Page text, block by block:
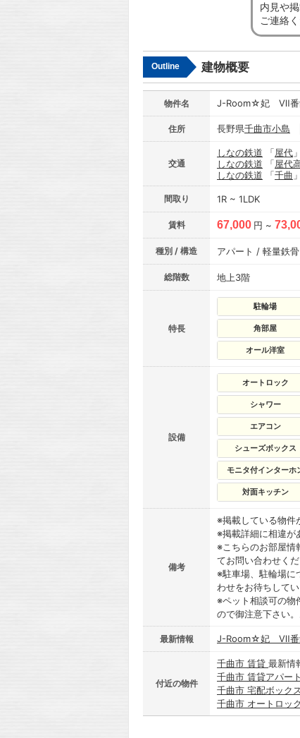
内見や
ご連絡
Outline 建物概要
物件名 J-Room☆妃 Ⅶ番
住所 長野県千曲市小島
交通
しなの鉄道 「屋代
しなの鉄道 「屋代
しなの鉄道 「千曲
間取り 1R ~ 1LDK
賃料 67,000 円 ~
種別 / 構造 アパート / 軽量鉄骨
総階数 地上3階
特長
駐輪場
角部屋
オール洋室
設備
オートロック
シャワー
エアコン
シューズボックス
モニタ付インターホ
対面キッチン
備考
※掲載している物件
※掲載詳細に相違が
※こちらのお部屋情
てお問い合わせくだ
※駐車場、駐輪場に
わせをお待ちしてい
※ペット相談可の物
ので御注意下さい
最新情報 J-Room☆妃 Ⅶ番
付近の物件
千曲市 賃貸 最新情
千曲市 賃貸アパー
千曲市 宅配ボック
千曲市 オートロッ